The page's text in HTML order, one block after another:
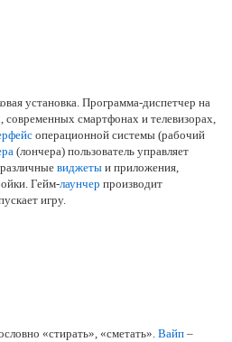
установка. Программа-диспетчер на
, современных смартфонах и телевизорах,
операционной системы (рабочий
(лончера) пользователь управляет
виджеты и приложения,
Гейм-лаунчер производит
игру.
«стирать», «сметать». Вайп –